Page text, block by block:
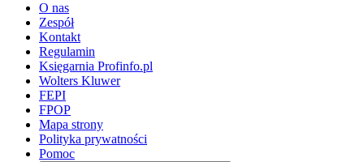
O nas
Zespół
Kontakt
Regulamin
Księgarnia Profinfo.pl
Wolters Kluwer
FEPI
FPOP
Mapa strony
Polityka prywatności
Pomoc